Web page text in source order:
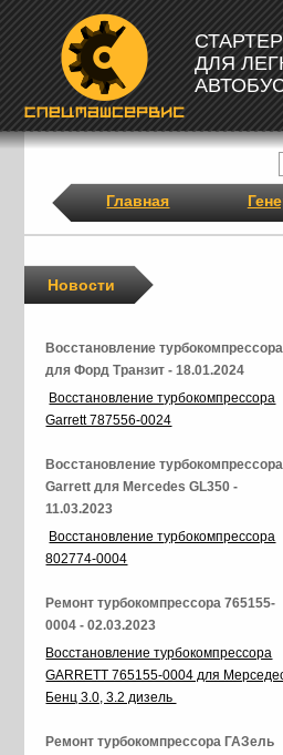
ДЛЯ
Главная
Новости
Восстановление турбокомпрессора
для Форд Транзит - 18.01.2024
Восстановление турбокомпрессора
Garrett 787556-0024
Восстановление турбокомпрессора
Garrett для Mercedes GL350 -
11.03.2023
Восстановление турбокомпрессора
802774-0004
Ремонт турбокомпрессора 765155-
0004 - 02.03.2023
Восстановление турбокомпрессора
GARRETT 765155-0004 для
Бенц 3.0, 3.2 дизель
Ремонт турбокомпрессора ГАЗель